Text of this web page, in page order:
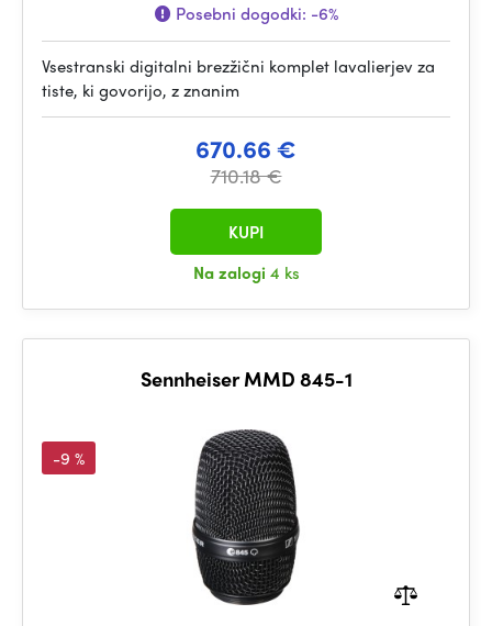
Posebni dogodki: -6%
Vsestranski digitalni brezžični komplet lavalierjev za
tiste, ki govorijo, z znanim
670.66 €
710.18 €
Na zalogi 4 ks
KUPI
Sennheiser MMD 845-1
-9 %